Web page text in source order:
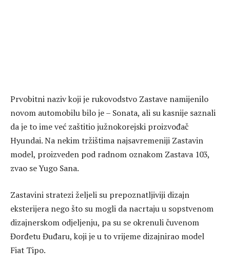
Prvobitni naziv koji je rukovodstvo Zastave namijenilo
novom automobilu bilo je – Sonata, ali su kasnije saznali
da je to ime već zaštitio južnokorejski proizvođač
Hyundai. Na nekim tržištima najsavremeniji Zastavin
model, proizveden pod radnom oznakom Zastava 103,
zvao se Yugo Sana.
Zastavini stratezi željeli su prepoznatljiviji dizajn
eksterijera nego što su mogli da nacrtaju u sopstvenom
dizajnerskom odjeljenju, pa su se okrenuli čuvenom
Đorđetu Đuđaru, koji je u to vrijeme dizajnirao model
Fiat Tipo.